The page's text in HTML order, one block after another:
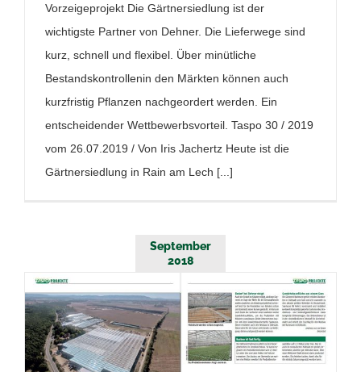
Vorzeigeprojekt Die Gärtnersiedlung ist der
wichtigste Partner von Dehner. Die Lieferwege sind
kurz, schnell und flexibel. Über minütliche
Bestandskontrollenin den Märkten können auch
kurzfristig Pflanzen nachgeordert werden. Ein
entscheidender Wettbewerbsvorteil. Taspo 30 / 2019
vom 26.07.2019 / Von Iris Jachertz Heute ist die
Gärtnersiedlung in Rain am Lech [...]
September
2018